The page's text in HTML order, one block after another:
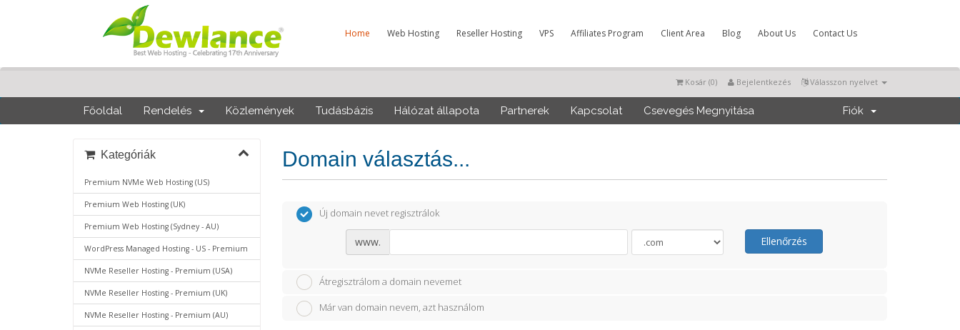
Home Web Hosting Reseller Hosting VPS Affiliates Program Client Area Blog About Us Contact Us
Válasszon nyelvet
Bejelentkezés
Kosár (0)
Főoldal Rendelés Közlemények Tudásbázis Hálózat állapota Partnerek Kapcsolat Csevegés Megnyitása Fiók
Domain választás...
Kategóriák
Premium NVMe Web Hosting (US)
Premium Web Hosting (UK)
Premium Web Hosting (Sydney - AU)
WordPress Managed Hosting - US - Premium
NVMe Reseller Hosting - Premium (USA)
NVMe Reseller Hosting - Premium (UK)
NVMe Reseller Hosting - Premium (AU)
Új domain nevet regisztrálok
www. Ellenőrzés
Átregisztrálom a domain nevemet
Már van domain nevem, azt használom